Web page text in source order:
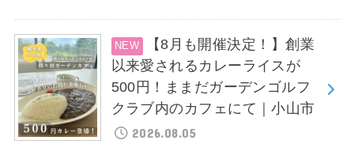
【8月も開催決定！】創業
以来愛されるカレーライスが
500円！ままだガーデンゴルフ
クラブ内のカフェにて｜小山市
2026.08.05